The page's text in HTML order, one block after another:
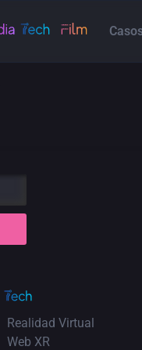
Realidad Virtual
Web XR